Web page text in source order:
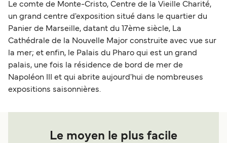
Le comte de Monte-Cristo, Centre de la Vieille Charité,
un grand centre d'exposition situé dans le quartier du
Panier de Marseille, datant du 17ème siècle, La
Cathédrale de la Nouvelle Major construite avec vue sur
la mer; et enfin, le Palais du Pharo qui est un grand
palais, une fois la résidence de bord de mer de
Napoléon III et qui abrite aujourd'hui de nombreuses
expositions saisonnières.
Le moyen le plus facile